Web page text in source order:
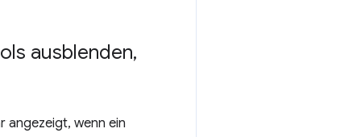
ausblenden,
angezeigt, wenn ein